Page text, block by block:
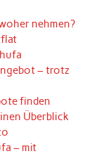
nehmen?
– trotz
finden
Überblick
– mit